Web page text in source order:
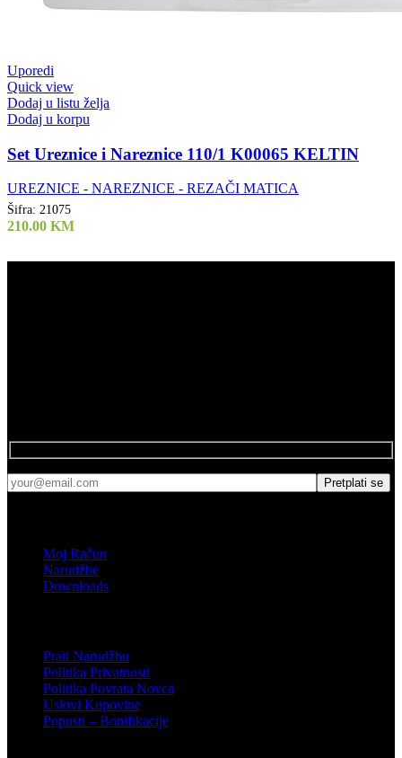
Uporedi
Quick view
Dodaj u listu želja
Dodaj u korpu
Set Ureznice i Nareznice 110/1 K00065 KELTIN
UREZNICE - NAREZNICE - REZAČI MATICA
Šifra: 21075
210.00 KM
Moj Račun
Narudžbe
Downloads
Prati Narudžbu
Politika Privatnosti
Politika Povrata Novca
Uslovi Kupovine
Popusti – Bonifikacije